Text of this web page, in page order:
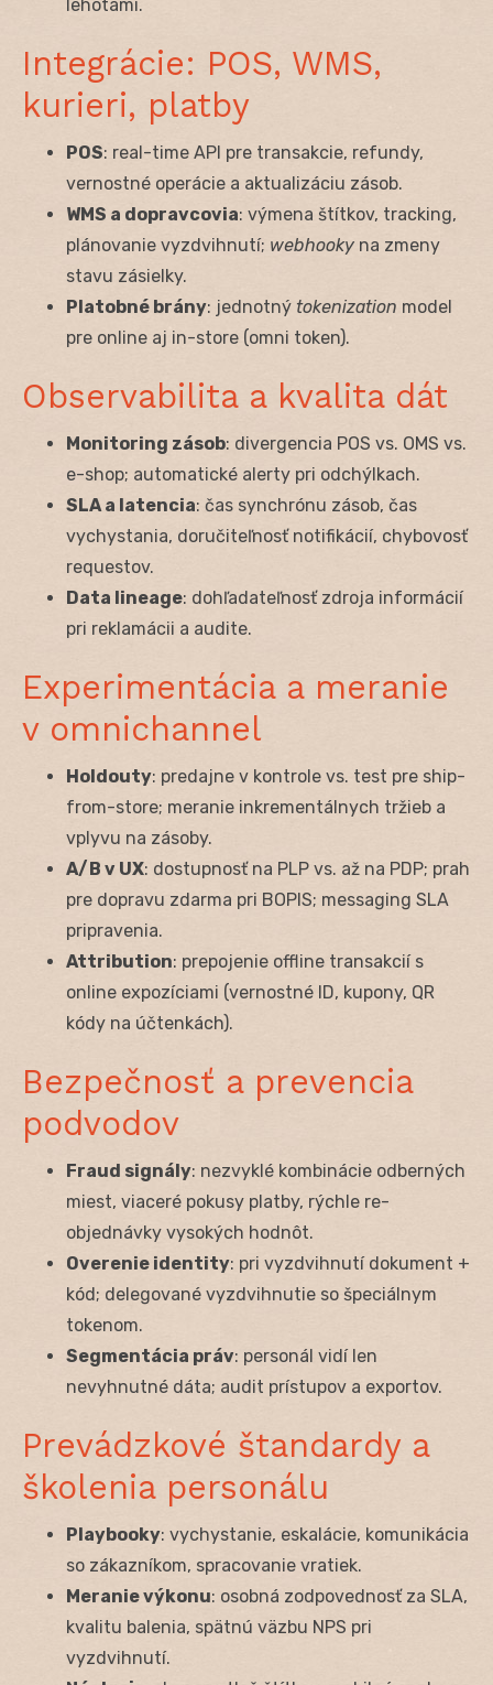
lehotami.
Integrácie: POS, WMS,
kurieri, platby
POS: real-time API pre transakcie, refundy,
vernostné operácie a aktualizáciu zásob.
WMS a dopravcovia: výmena štítkov, tracking,
plánovanie vyzdvihnutí; webhooky na zmeny
stavu zásielky.
Platobné brány: jednotný tokenization model
pre online aj in-store (omni token).
Observabilita a kvalita dát
Monitoring zásob: divergencia POS vs. OMS vs.
e-shop; automatické alerty pri odchýlkach.
SLA a latencia: čas synchrónu zásob, čas
vychystania, doručiteľnosť notifikácií, chybovosť
requestov.
Data lineage: dohľadateľnosť zdroja informácií
pri reklamácii a audite.
Experimentácia a meranie
v omnichannel
Holdouty: predajne v kontrole vs. test pre ship-
from-store; meranie inkrementálnych tržieb a
vplyvu na zásoby.
A/B v UX: dostupnosť na PLP vs. až na PDP; prah
pre dopravu zdarma pri BOPIS; messaging SLA
pripravenia.
Attribution: prepojenie offline transakcií s
online expozíciami (vernostné ID, kupony, QR
kódy na účtenkách).
Bezpečnosť a prevencia
podvodov
Fraud signály: nezvyklé kombinácie odberných
miest, viaceré pokusy platby, rýchle re-
objednávky vysokých hodnôt.
Overenie identity: pri vyzdvihnutí dokument +
kód; delegované vyzdvihnutie so špeciálnym
tokenom.
Segmentácia práv: personál vidí len
nevyhnutné dáta; audit prístupov a exportov.
Prevádzkové štandardy a
školenia personálu
Playbooky: vychystanie, eskalácie, komunikácia
so zákazníkom, spracovanie vratiek.
Meranie výkonu: osobná zodpovednosť za SLA,
kvalitu balenia, spätnú väzbu NPS pri
vyzdvihnutí.